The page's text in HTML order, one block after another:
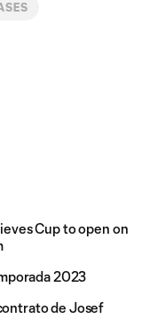
Cup to open on
2023
de Josef